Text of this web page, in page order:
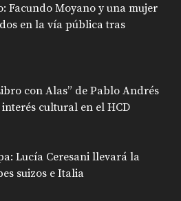
Facundo Moyano y una mujer
en la vía pública tras
con Alas” de Pablo Andrés
cultural en el HCD
Lucía Ceresani llevará la
suizos e Italia